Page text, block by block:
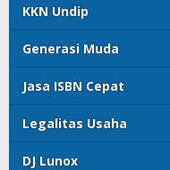
KKN Undip
Generasi Muda
Jasa ISBN Cepat
Legalitas Usaha
DJ Lunox